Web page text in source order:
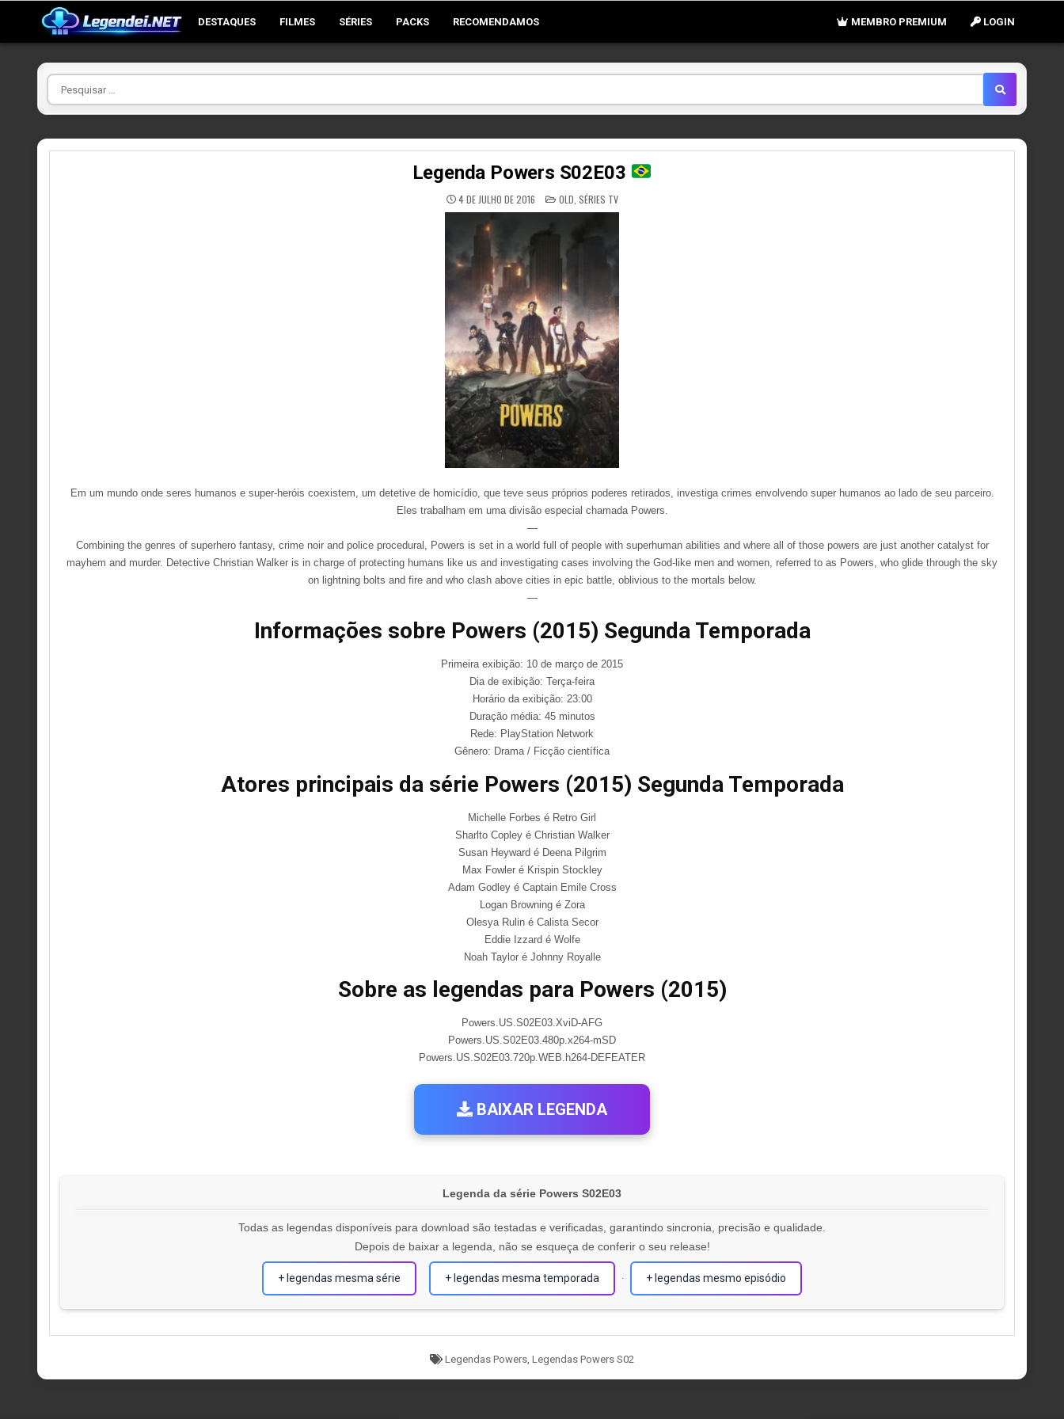
DESTAQUES FILMES SÉRIES PACKS RECOMENDAMOS LOGIN
MEMBRO PREMIUM
Pesquisar
por
Legenda Powers S02E03
4 DE JULHO DE 2016 POSTED
IN
OLD SÉRIES TV
Em um mundo onde seres humanos e super-heróis coexistem, um detetive de homicídio, que teve seus próprios poderes retirados, investiga crimes envolvendo super humanos ao lado de seu parceiro.
Eles trabalham em uma divisão especial chamada Powers.
—
Combining the genres of superhero fantasy, crime noir and police procedural, Powers is set in a world full of people with superhuman abilities and where all of those powers are just another catalyst for
mayhem and murder. Detective Christian Walker is in charge of protecting humans like us and investigating cases involving the God-like men and women, referred to as Powers, who glide through the sky
on lightning bolts and fire and who clash above cities in epic battle, oblivious to the mortals below.
—
Informações sobre Powers (2015) Segunda Temporada
Primeira exibição: 10 de março de 2015
Dia de exibição: Terça-feira
Horário da exibição: 23:00
Duração média: 45 minutos
Rede: PlayStation Network
Gênero: Drama / Ficção científica
Atores principais da série Powers (2015) Segunda Temporada
Michelle Forbes é Retro Girl
Sharlto Copley é Christian Walker
Susan Heyward é Deena Pilgrim
Max Fowler é Krispin Stockley
Adam Godley é Captain Emile Cross
Logan Browning é Zora
Olesya Rulin é Calista Secor
Eddie Izzard é Wolfe
Noah Taylor é Johnny Royalle
Sobre as legendas para Powers (2015)
Powers.US.S02E03.XviD-AFG
Powers.US.S02E03.480p.x264-mSD
Powers.US.S02E03.720p.WEB.h264-DEFEATER
BAIXAR LEGENDA
Legenda da série Powers S02E03
Todas as legendas disponíveis para download são testadas e verificadas, garantindo sincronia, precisão e qualidade.
Depois de baixar a legenda, não se esqueça de conferir o seu release!
+ legendas mesma série + legendas mesma temporada · + legendas mesmo episódio
Tagged
Legendas Powers, Legendas Powers S02